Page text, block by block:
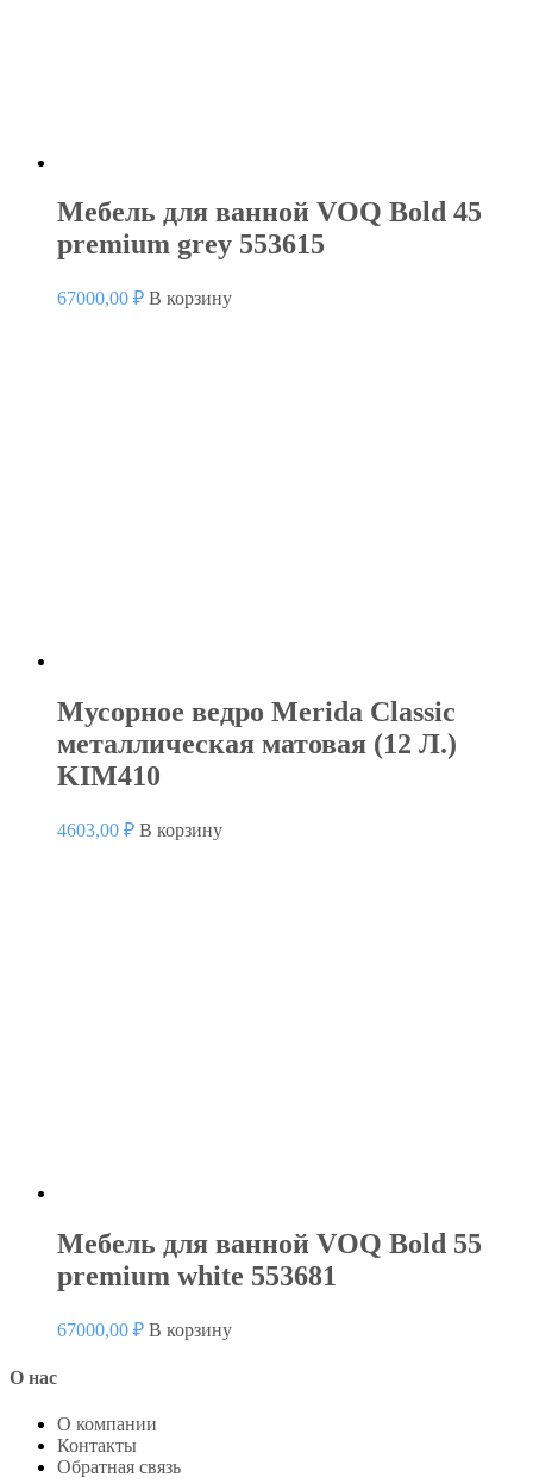
Мебель для ванной VOQ Bold 45
premium grey 553615
67000,00 ₽ В корзину
Мусорное ведро Merida Classic
металлическая матовая (12 Л.)
KIM410
4603,00 ₽ В корзину
Мебель для ванной VOQ Bold 55
premium white 553681
67000,00 ₽ В корзину
О нас
О компании
Контакты
Обратная связь